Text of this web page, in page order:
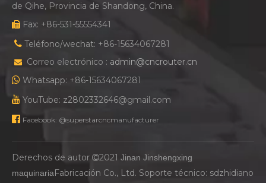
de Qihe, Provincia de Shandong, China.
 Fax: +86-531-55554341
 Teléfono/wechat: +86-15634067281
 Correo electrónico : admin@cncrouter.cn
 Whatsapp: +86-15634067281
 YouTube: z2802332646@gmail.com
 Facebook: @superstarcncmanufacturer
Derechos de autor 2021 Jinan Jinshengxing
maquinariaFabricación Co., Ltd. Soporte técnico: sdzhidiano